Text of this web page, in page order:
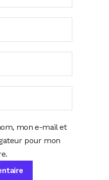
mon e-mail et
pour mon